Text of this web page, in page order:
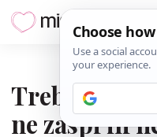
Treba li
ne zaspi ili